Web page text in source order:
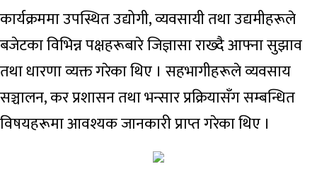
कार्यक्रममा उपस्थित उद्योगी, व्यवसायी तथा उद्यमीहरूले
बजेटका विभिन्न पक्षहरूबारे जिज्ञासा राख्दै आफ्ना सुझाव
तथा धारणा व्यक्त गरेका थिए । सहभागीहरूले व्यवसाय
सञ्चालन, कर प्रशासन तथा भन्सार प्रक्रियासँग सम्बन्धित
विषयहरूमा आवश्यक जानकारी प्राप्त गरेका थिए ।